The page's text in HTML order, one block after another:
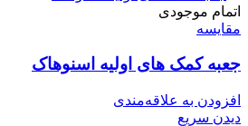
اتمام موجودی
مقایسه
جعبه کمک های اولیه اسنوهاک
افزودن به علاقه‌مندی
دیدن سریع